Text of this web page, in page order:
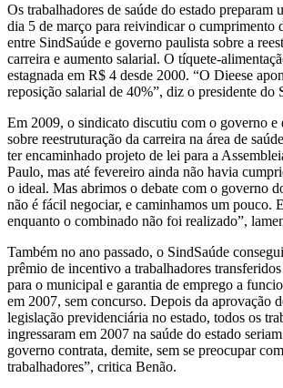
Os trabalhadores de saúde do estado preparam
dia 5 de março para reivindicar o cumprimento
entre SindSaúde e governo paulista sobre a
carreira e aumento salarial. O tíquete-
estagnada em R$ 4 desde 2000. “O Dieese
reposição salarial de 40%”, diz o presidente do
Em 2009, o sindicato discutiu com o governo e
sobre reestruturação da carreira na área de
ter encaminhado projeto de lei para a
Paulo, mas até fevereiro ainda não havia
o ideal. Mas abrimos o debate com o governo
não é fácil negociar, e caminhamos um pouco.
enquanto o combinado não foi realizado”,
Também no ano passado, o SindSaúde
prêmio de incentivo a trabalhadores
para o municipal e garantia de emprego a
em 2007, sem concurso. Depois da aprovação
legislação previdenciária no estado, todos os
ingressaram em 2007 na saúde do estado
governo contrata, demite, sem se preocupar
trabalhadores”, critica Benão.